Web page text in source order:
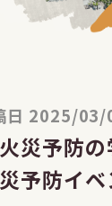
日 2025/03/
災予防
予防イベ